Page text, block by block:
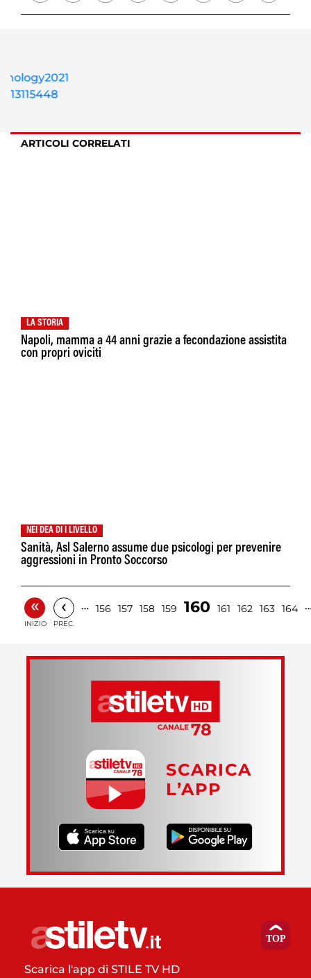
ARTICOLI CORRELATI
LA STORIA
Napoli, mamma a 44 anni grazie a fecondazione assistita
con propri oviciti
NEI DEA DI I LIVELLO
Sanità, Asl Salerno assume due psicologi per prevenire
aggressioni in Pronto Soccorso
«
INIZIO
‹
PREC.
… 156 157 158 159 160 161 162 163 164
SCARICA
L’APP
Scarica l'app di STILE TV HD